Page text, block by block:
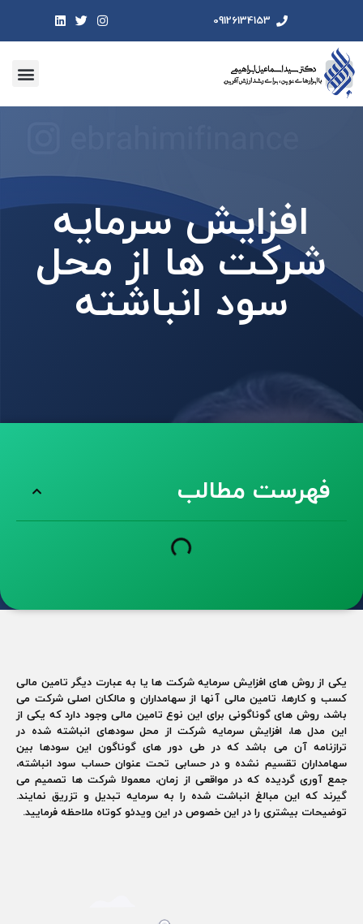
09126134153
افزایش سرمایه
شرکت ها از محل
سود انباشته
فهرست مطالب
یکی از روش های افزایش سرمایه شرکت ها یا به عبارت دیگر تامین مالی
کسب و کارها، تامین مالی آنها از سهامداران و مالکان اصلی شرکت می
باشد، روش های گوناگونی برای این نوع تامین مالی وجود دارد که یکی از
این مدل ها، افزایش سرمایه شرکت از محل سودهای انباشته شده در
ترازنامه آن می باشد که در طی دور های گوناگون این سودها بین
سهامداران تقسیم نشده و در حسابی تحت عنوان حساب سود انباشته،
جمع آوری گردیده که در مواقعی از زمان، معمولا شرکت ها تصمیم می
گیرند که این مبالغ انباشت شده را به سرمایه تبدیل و تزریق نمایند.
توضیحات بیشتری را در این خصوص در این ویدئو کوتاه ملاحظه فرمایید.